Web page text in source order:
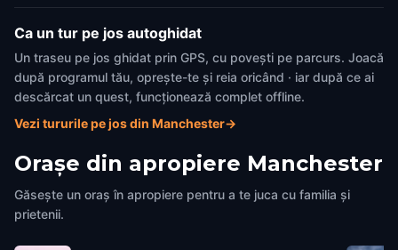
Ca un tur pe jos autoghidat
Un traseu pe jos ghidat prin GPS, cu povești pe parcurs. Joacă
după programul tău, oprește-te și reia oricând · iar după ce ai
descărcat un quest, funcționează complet offline.
Vezi tururile pe jos din Manchester→
Orașe din apropiere Manchester
Găsește un oraș în apropiere pentru a te juca cu familia și
prietenii.